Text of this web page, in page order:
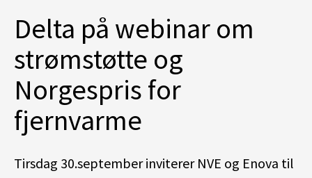
Delta på webinar om
strømstøtte og
Norgespris for
fjernvarme
Tirsdag 30.september inviterer NVE og Enova til